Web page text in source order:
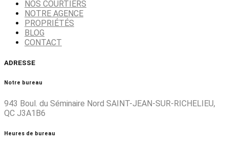
NOS COURTIERS
NOTRE AGENCE
PROPRIÉTÉS
BLOG
CONTACT
ADRESSE
Notre bureau
943 Boul. du Séminaire Nord SAINT-JEAN-SUR-RICHELIEU,
QC J3A1B6
Heures de bureau